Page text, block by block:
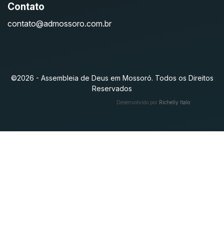
Contato
contato@admossoro.com.br
©2026 - Assembleia de Deus em Mossoró. Todos os Direitos
Reservados
Desenvolvido por Richelly Italo